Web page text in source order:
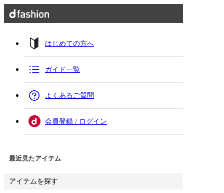
はじめての方へ
ガイド一覧
よくあるご質問
会員登録 / ログイン
最近見たアイテム
アイテムを探す